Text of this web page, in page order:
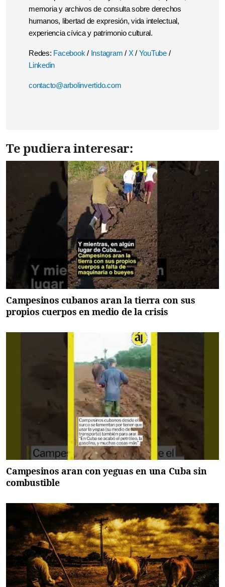
memoria y archivos de consulta sobre derechos
humanos, libertad de expresión, vida intelectual,
experiencia cívica y patrimonio cultural.
Redes: Facebook / Instagram / X/ YouTube /
Linkedin
contacto@arbolinvertido.com
Te pudiera interesar:
Campesinos cubanos aran la tierra con sus
propios cuerpos en medio de la crisis
Campesinos aran con yeguas en una Cuba sin
combustible